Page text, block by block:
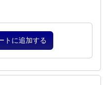
トに追加する